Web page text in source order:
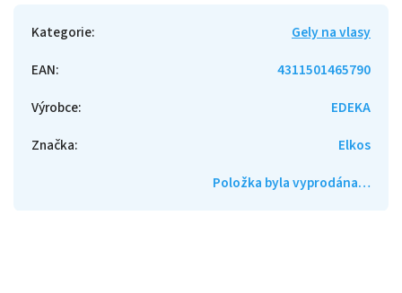
Kategorie:
Gely na vlasy
EAN:
4311501465790
Výrobce:
EDEKA
Značka:
Elkos
Položka byla vyprodána…